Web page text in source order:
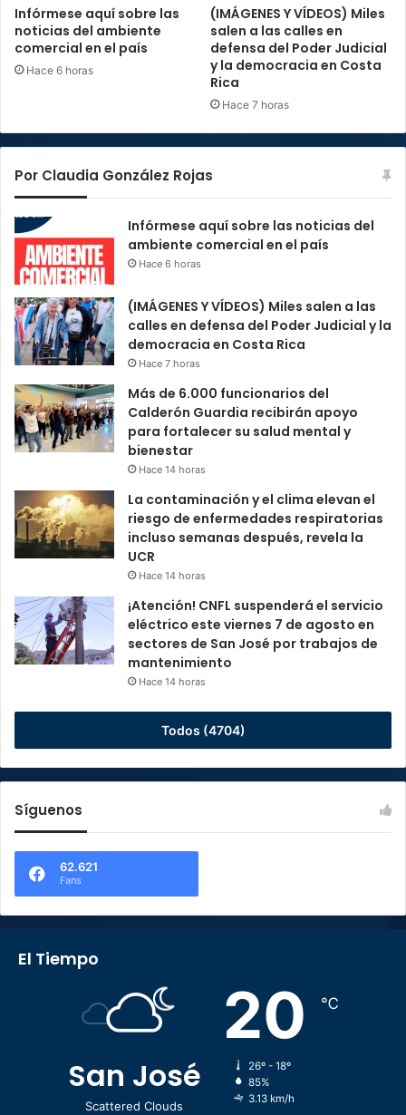
Infórmese aquí sobre las
noticias del ambiente
comercial en el país
Hace 6 horas
(IMÁGENES Y VÍDEOS) Miles
salen a las calles en
defensa del Poder Judicial
y la democracia en Costa
Rica
Hace 7 horas
Por Claudia González Rojas
Infórmese aquí sobre las noticias del
ambiente comercial en el país
Hace 6 horas
(IMÁGENES Y VÍDEOS) Miles salen a las
calles en defensa del Poder Judicial y la
democracia en Costa Rica
Hace 7 horas
Más de 6.000 funcionarios del
Calderón Guardia recibirán apoyo
para fortalecer su salud mental y
bienestar
Hace 14 horas
La contaminación y el clima elevan el
riesgo de enfermedades respiratorias
incluso semanas después, revela la
UCR
Hace 14 horas
¡Atención! CNFL suspenderá el servicio
eléctrico este viernes 7 de agosto en
sectores de San José por trabajos de
mantenimiento
Hace 14 horas
Todos (4704)
Síguenos
62.621
Fans
El Tiempo
San José
Scattered Clouds
20 ℃
26º - 18º
85%
3.13 km/h